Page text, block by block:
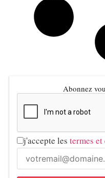
Abonnez
j'accepte les termes